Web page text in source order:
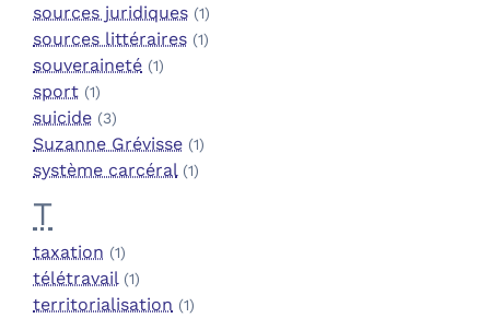
sources juridiques (1)
sources littéraires (1)
souveraineté (1)
sport (1)
suicide (3)
Suzanne Grévisse (1)
système carcéral (1)
T
taxation (1)
télétravail (1)
territorialisation (1)